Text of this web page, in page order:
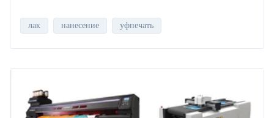
лак нанесение уфпечать